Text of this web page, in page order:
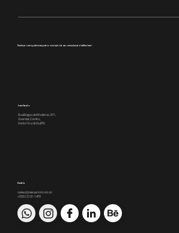
Conheça como podemos apoiar a execução da sua comunicação institucional
Localização
Rua Borges de Medeiros, 391,
2o andar, Centro,
Santa Cruz do Sul/RS
Contato
nakao@nakaomkt.com.br
+55 51 3121-1470